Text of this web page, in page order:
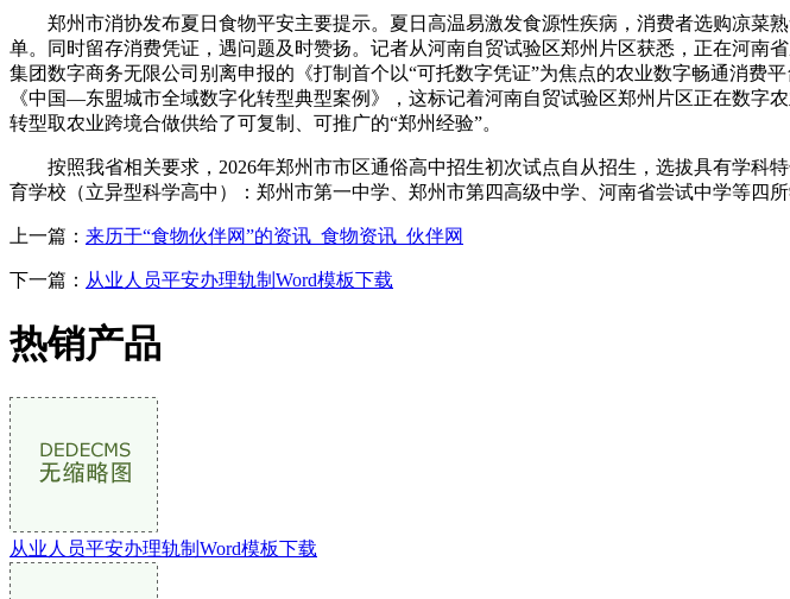
郑州市消协发布夏日食物平安主要提示。夏日高温易激发食源性疾病，消费者选购凉菜
单。同时留存消费凭证，遇问题及时赞扬。记者从河南自贸试验区郑州片区获悉，正在河
集团数字商务无限公司别离申报的《打制首个以“可托数字凭证”为焦点的农业数字畅通消费
《中国—东盟城市全域数字化转型典型案例》，这标记着河南自贸试验区郑州片区正在数
转型取农业跨境合做供给了可复制、可推广的“郑州经验”。
按照我省相关要求，2026年郑州市市区通俗高中招生初次试点自从招生，选拔具有学科
育学校（立异型科学高中）：郑州市第一中学、郑州市第四高级中学、河南省尝试中学等四所
上一篇： 来历于“食物伙伴网”的资讯_食物资讯_伙伴网
下一篇： 从业人员平安办理轨制Word模板下载
热销产品
从业人员平安办理轨制Word模板下载